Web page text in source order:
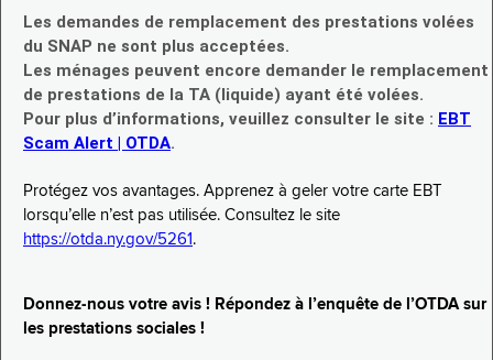
Les demandes de remplacement des prestations volées
du SNAP ne sont plus acceptées.
Les ménages peuvent encore demander le remplacement
de prestations de la TA (liquide) ayant été volées.
Pour plus d’informations, veuillez consulter le site : EBT
Scam Alert | OTDA.
Protégez vos avantages. Apprenez à geler votre carte EBT
lorsqu’elle n’est pas utilisée. Consultez le site
https://otda.ny.gov/5261 .
Donnez-nous votre avis ! Répondez à l’enquête de l’OTDA sur
les prestations sociales !